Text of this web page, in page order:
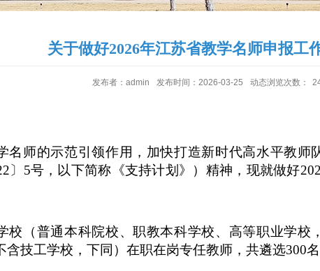
关于做好2026年江苏省教学名师申报工
发布者：admin 发布时间：2026-03-25 动态浏览次数：
名师的示范引领作用，加快打造新时代高水平教师
〕5号，以下简称《支持计划》）精神，现就做好
校（普通本科院校、职教本科学校、高等职业学校
含技工学校，下同）在职在岗专任教师，共遴选300